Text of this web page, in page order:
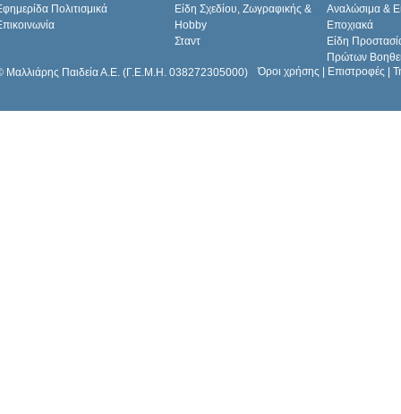
Πολιτισμικά
Είδη Σχεδίου, Ζωγραφικής &
Hobby
Αναλώσιμα &
Εποχιακά
Σταντ
Είδη
Πρώτων
Μαλλιάρης Παιδεία Α.Ε. (Γ.Ε.Μ.Η. 038272305000)
Όροι χρήσης Επιστροφές